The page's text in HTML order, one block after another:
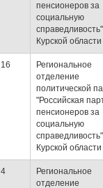
пенсионеров за
социальную
Курской области
16
Региональное
отделение
политической
"Российская
пенсионеров за
социальную
Курской области
4
Региональное
отделение